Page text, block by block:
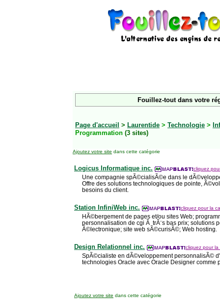
Fouillez-tout dans votre
Page d'accueil > Laurentide > Technologie >
Programmation (3 sites)
Ajoutez votre site dans cette catégorie
Logicus Informatique inc. cliquez
Une compagnie spÃ©cialisÃ©e dans le
Offre des solutions technologiques de pointe,
besoins du client.
Station InfiniWeb inc. cliquez pour la
HÃ©bergement de pages et/ou sites Web;
personnalisation de cgi Ã trÃ¨s bas prix; solutions
Ã©lectronique; site web sÃ©curisÃ©; Web hosting.
Design Relationnel inc. cliquez pour la
SpÃ©cialiste en dÃ©veloppement personnalisÃ©
technologies Oracle avec Oracle Designer comme
Ajoutez votre site dans cette catégorie